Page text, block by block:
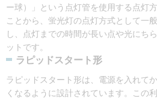
ー球）」という点灯管を使用する点灯
ことから、蛍光灯の点灯方式として一
し、点灯までの時間が長い点や光にち
ットです。
ラピッドスタート形
ラピッドスタート形は、電源を入れて
くなるように設計されています。この